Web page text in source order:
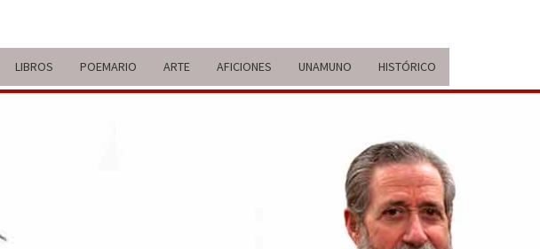
LIBROS POEMARIO ARTE AFICIONES UNAMUNO HISTÓRICO